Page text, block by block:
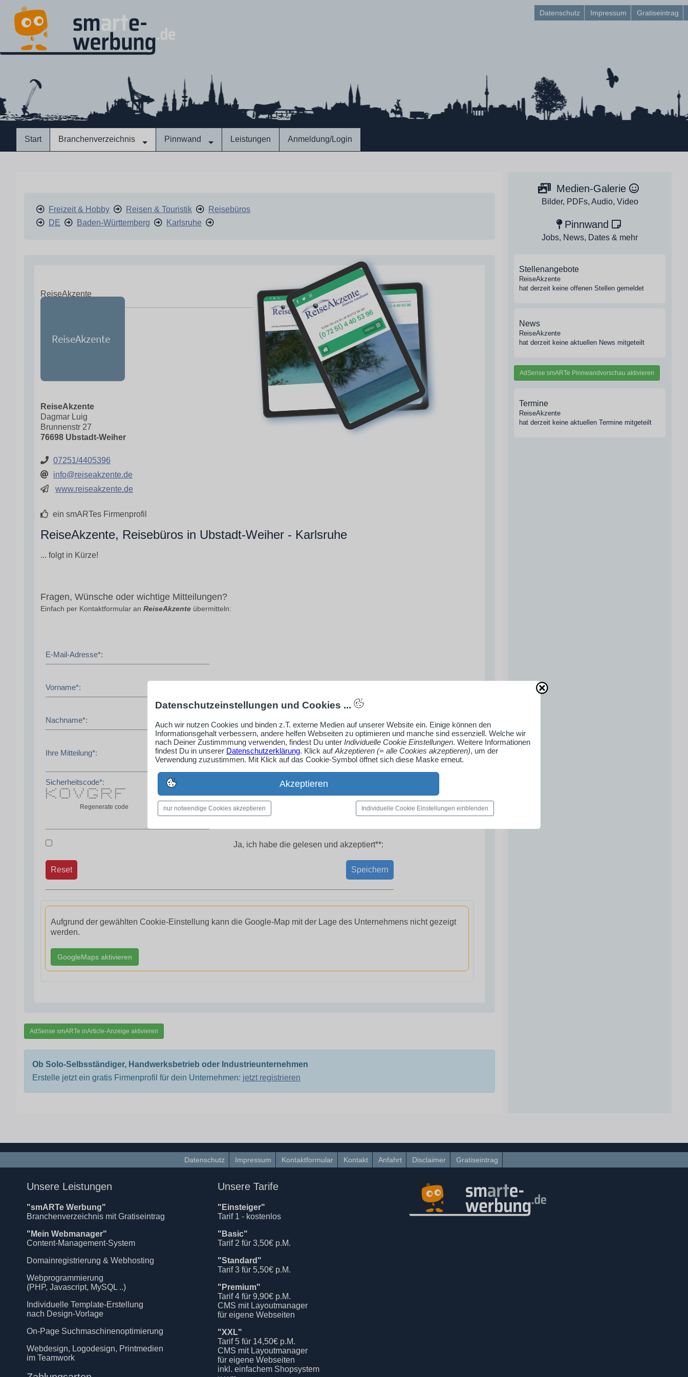
Datenschutz Impressum Gratiseintrag
Start Branchenverzeichnis Pinnwand Leistungen Anmeldung/Login
Freizeit & Hobby Reisen & Touristik
Reisebüros
DE
Baden-Württemberg Karlsruhe
ReiseAkzente
ReiseAkzente
Dagmar Luig
Brunnenstr 27
76698 Ubstadt-Weiher
07251/4405396
info@reiseakzente.de
www.reiseakzente.de
ein smARTes Firmenprofil
ReiseAkzente, Reisebüros in Ubstadt-Weiher - Karlsruhe
... folgt in Kürze!
Fragen, Wünsche oder wichtige Mitteilungen?
Einfach per Kontaktformular an ReiseAkzente übermitteln:
E-Mail-Adresse*:
Vorname*:
Nachname*:
Ihre Mitteilung*:
Sicherheitscode*:
* * ***** * * ***** ****** *******
* ** * * * * * * * * *
* ** * * * * * * * *
** * * * * * ****** ****
* ** * * * * * *** * * *
* ** * * * * * * * * *
* * ***** * ***** * * *
Regenerate code
Ja, ich habe die gelesen und akzeptiert**:
Speichern
Reset
Aufgrund der gewählten Cookie-Einstellung kann die Google-Map mit der Lage des Unternehmens nicht gezeigt
werden.
GoogleMaps aktivieren
AdSense smARTe inArticle-Anzeige aktivieren
Ob Solo-Selbsständiger, Handwerksbetrieb oder Industrieunternehmen
Erstelle jetzt ein gratis Firmenprofil für dein Unternehmen: jetzt registrieren
Medien-Galerie
Bilder, PDFs, Audio, Video
Pinnwand
Jobs, News, Dates & mehr
Stellenangebote
ReiseAkzente
hat derzeit keine offenen Stellen gemeldet
News
ReiseAkzente
hat derzeit keine aktuellen News mitgeteilt
AdSense smARTe Pinnwandvorschau aktivieren
Termine
ReiseAkzente
hat derzeit keine aktuellen Termine mitgeteilt
Datenschutz Impressum Kontaktformular Kontakt Anfahrt Disclaimer Gratiseintrag
Unsere Leistungen
"smARTe Werbung"
Branchenverzeichnis mit Gratiseintrag
"Mein Webmanager"
Content-Management-System
Domainregistrierung & Webhosting
Webprogrammierung
(PHP, Javascript, MySQL ..)
Individuelle Template-Erstellung
nach Design-Vorlage
On-Page Suchmaschinenoptimierung
Webdesign, Logodesign, Printmedien
im Teamwork
Unsere Tarife
"Einsteiger"
Tarif 1 - kostenlos
"Basic"
Tarif 2 für 3,50€ p.M.
"Standard"
Tarif 3 für 5,50€ p.M.
"Premium"
Tarif 4 für 9,90€ p.M.
CMS mit Layoutmanager
für eigene Webseiten
"XXL"
Tarif 5 für 14,50€ p.M.
CMS mit Layoutmanager
für eigene Webseiten
inkl. einfachem Shopsystem
Datenschutzeinstellungen und Cookies ...
Auch wir nutzen Cookies und binden z.T. externe Medien auf unserer Website ein. Einige können den
Informationsgehalt verbessern, andere helfen Webseiten zu optimieren und manche sind essenziell. Welche wir
nach Deiner Zustimmmung verwenden, findest Du unter Individuelle Cookie Einstellungen. Weitere Informationen
findest Du in unserer Datenschutzerklärung. Klick aufAkzeptieren (= alle Cookies akzeptieren), um der
Verwendung zuzustimmen. Mit Klick auf das Cookie-Symbol öffnet sich diese Maske erneut.
Akzeptieren
nur notwendige Cookies akzeptieren Individuelle Cookie Einstellungen einblenden